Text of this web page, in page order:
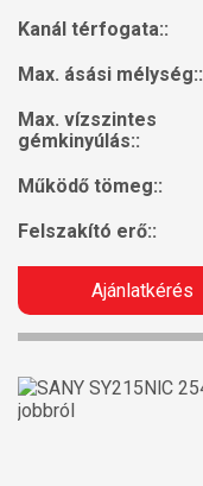
Kanál térfogata::
Max. ásási mélység::
Max. vízszintes
gémkinyúlás::
Működő tömeg::
Felszakító erő::
Ajánlatkérés